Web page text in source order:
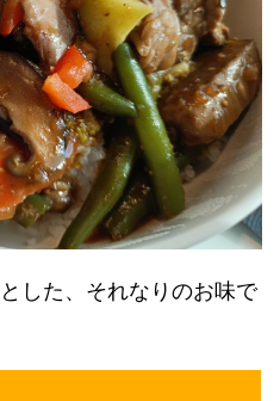
した、それなりのお味で